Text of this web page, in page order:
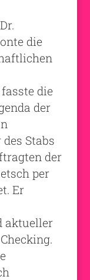
die
die
der
Stabs
der
per
Er
aktueller